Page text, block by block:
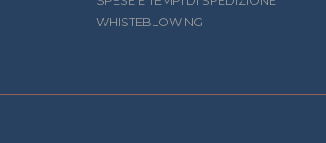
WHISTEBLOWING